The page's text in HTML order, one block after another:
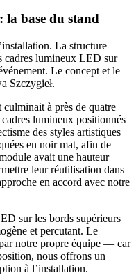
la base du stand
La structure
lumineux LED sur
Le concept et le
Szczygieł.
culminait à près de quatre
lumineux positionnés
des styles artistiques
en noir mat, afin de
avait une hauteur
leur réutilisation dans
en accord avec notre
sur les bords supérieurs
et percutant. Le
notre propre équipe — car
nous offrons un
à l’installation.